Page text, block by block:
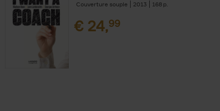
Couverture souple
2013 168
€ 24,99